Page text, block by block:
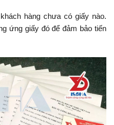
hàng chưa có giấy nào.
ứng giấy đó để đảm bảo tiến